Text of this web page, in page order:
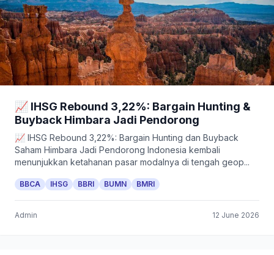
📈 IHSG Rebound 3,22%: Bargain Hunting &
Buyback Himbara Jadi Pendorong
📈 IHSG Rebound 3,22%: Bargain Hunting dan Buyback
Saham Himbara Jadi Pendorong Indonesia kembali
menunjukkan ketahanan pasar modalnya di tengah geop...
BBCA IHSG BBRI BUMN BMRI
Admin 12 June 2026